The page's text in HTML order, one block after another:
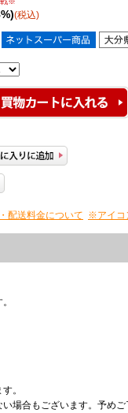
(税込)
配送料金について ※アイコ
。
場合もございます。予めご